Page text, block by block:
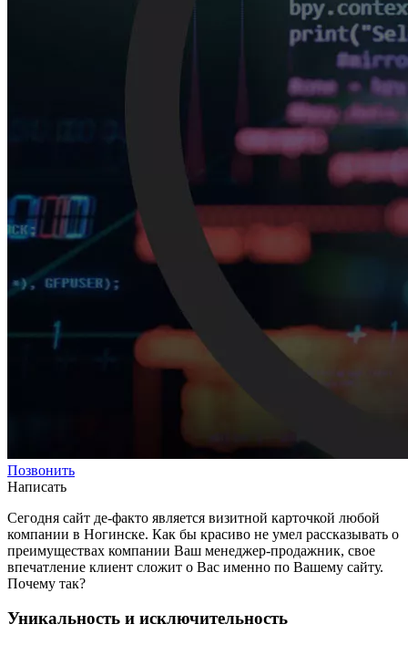
Позвонить
Написать
Сегодня сайт де-факто является визитной карточкой любой
компании в Ногинске. Как бы красиво не умел рассказывать о
преимуществах компании Ваш менеджер-продажник, свое
впечатление клиент сложит о Вас именно по Вашему сайту.
Почему так?
Уникальность и исключительность